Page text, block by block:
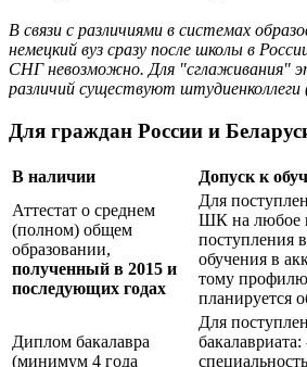
В связи с различиями в системах
немецкий вуз сразу после школы в
СНГ невозможно. Для "сглаживания"
различий существуют штудиенколлеги
Для граждан России и
В наличии
Допуск к
Аттестат о среднем
(полном) общем
образовании,
полученный в 2015 и
последующих годах
Для
ШК на любое
поступления
обучения в
тому
планируется
Диплом бакалавра
(минимум 4 года
Для